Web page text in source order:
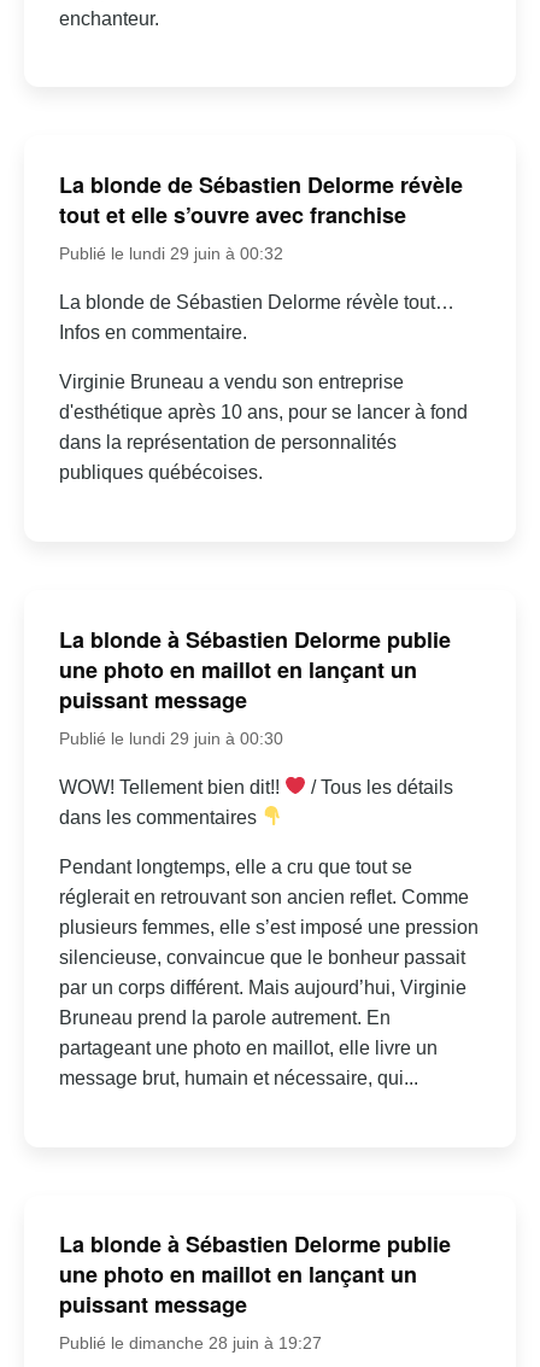
enchanteur.
La blonde de Sébastien Delorme révèle
tout et elle s’ouvre avec franchise
Publié le lundi 29 juin à 00:32
La blonde de Sébastien Delorme révèle tout…
Infos en commentaire.
Virginie Bruneau a vendu son entreprise
d'esthétique après 10 ans, pour se lancer à fond
dans la représentation de personnalités
publiques québécoises.
La blonde à Sébastien Delorme publie
une photo en maillot en lançant un
puissant message
Publié le lundi 29 juin à 00:30
WOW! Tellement bien dit!!
/ Tous les détails
dans les commentaires
Pendant longtemps, elle a cru que tout se
réglerait en retrouvant son ancien reflet. Comme
plusieurs femmes, elle s’est imposé une pression
silencieuse, convaincue que le bonheur passait
par un corps différent. Mais aujourd’hui, Virginie
Bruneau prend la parole autrement. En
partageant une photo en maillot, elle livre un
message brut, humain et nécessaire, qui...
La blonde à Sébastien Delorme publie
une photo en maillot en lançant un
puissant message
Publié le dimanche 28 juin à 19:27